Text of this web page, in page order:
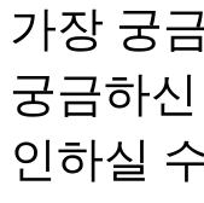
가장 궁
궁금하
인하실